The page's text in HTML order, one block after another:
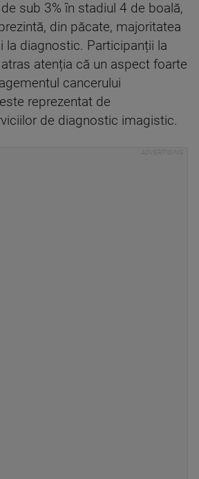
sub 3% în stadiul 4 de boală,
din păcate, majoritatea
la diagnostic. Participanții la
atenția că un aspect foarte
cancerului
reprezentat de
de diagnostic imagistic.